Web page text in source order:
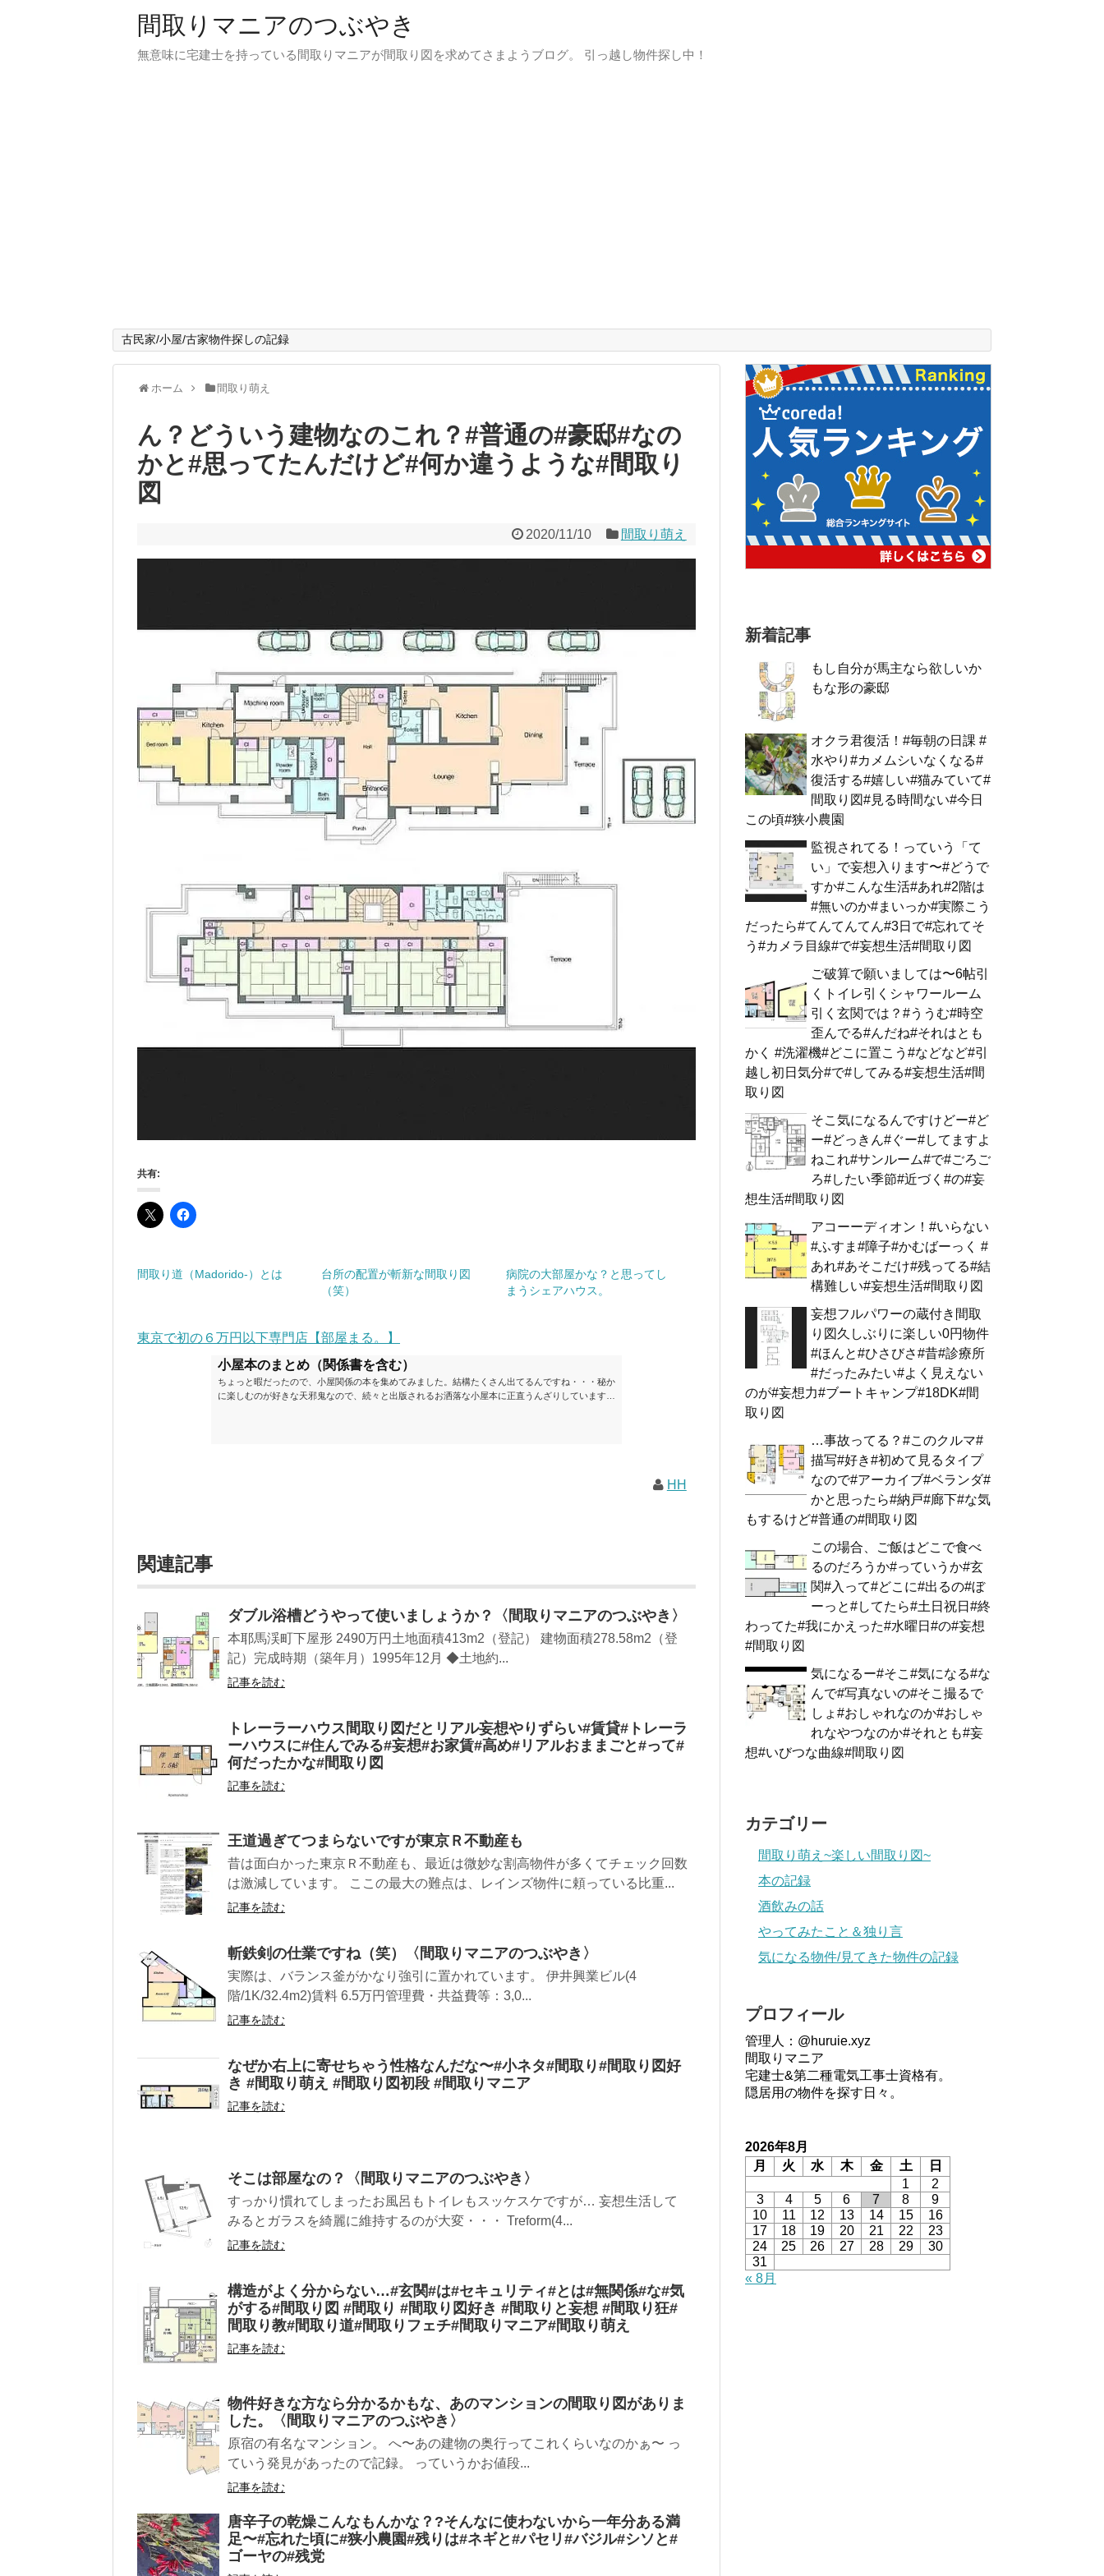
間取りマニアのつぶやき
無意味に宅建士を持っている間取りマニアが間取り図を求めてさまようブログ。 引っ越し物件探し中！
古民家/小屋/古家物件探しの記録
ホーム 間取り萌え
ん？どういう建物なのこれ？#普通の#豪邸#なの
かと#思ってたんだけど#何か違うような#間取り
図
2020/11/10 間取り萌え
共有:
間取り道（Madorido-）とは
台所の配置が斬新な間取り図
（笑）
病院の大部屋かな？と思ってし
まうシェアハウス。
東京で初の６万円以下専門店【部屋まる。】
小屋本のまとめ（関係書を含む）
ちょっと暇だったので、小屋関係の本を集めてみました。結構たくさん出てるんですね・・・秘か
に楽しむのが好きな天邪鬼なので、続々と出版されるお洒落な小屋本に正直うんざりしています
HH
関連記事
ダブル浴槽どうやって使いましょうか？〈間取りマニアのつぶやき〉
本耶馬渓町下屋形 2490万円土地面積413m2（登記） 建物面積278.58m2（登
記）完成時期（築年月）1995年12月 ◆土地約...
記事を読む
トレーラーハウス間取り図だとリアル妄想やりずらい#賃貸#トレーラ
ーハウスに#住んでみる#妄想#お家賃#高め#リアルおままごと#って#
何だったかな#間取り図
記事を読む
王道過ぎてつまらないですが東京Ｒ不動産も
昔は面白かった東京Ｒ不動産も、最近は微妙な割高物件が多くてチェック回数
は激減しています。 ここの最大の難点は、レインズ物件に頼っている比重...
記事を読む
斬鉄剣の仕業ですね（笑）〈間取りマニアのつぶやき〉
実際は、バランス釜がかなり強引に置かれています。 伊井興業ビル(4
階/1K/32.4m2)賃料 6.5万円管理費・共益費等：3,0...
記事を読む
なぜか右上に寄せちゃう性格なんだな〜#小ネタ#間取り#間取り図好
き #間取り萌え #間取り図初段 #間取りマニア
記事を読む
そこは部屋なの？〈間取りマニアのつぶやき〉
すっかり慣れてしまったお風呂もトイレもスッケスケですが… 妄想生活して
みるとガラスを綺麗に維持するのが大変・・・ Treform(4...
記事を読む
構造がよく分からない…#玄関#は#セキュリティ#とは#無関係#な#気
がする#間取り図 #間取り #間取り図好き #間取りと妄想 #間取り狂#
間取り教#間取り道#間取りフェチ#間取りマニア#間取り萌え
記事を読む
物件好きな方なら分かるかもな、あのマンションの間取り図がありま
した。〈間取りマニアのつぶやき〉
原宿の有名なマンション。 へ〜あの建物の奥行ってこれくらいなのかぁ〜 っ
ていう発見があったので記録。 っていうかお値段...
記事を読む
唐辛子の乾燥こんなもんかな？?そんなに使わないから一年分ある満
足〜#忘れた頃に#狭小農園#残りは#ネギと#パセリ#バジル#シソと#
ゴーヤの#残党
新着記事
もし自分が馬主なら欲しいか
もな形の豪邸
オクラ君復活！#毎朝の日課 #
水やり#カメムシいなくなる#
復活する#嬉しい#猫みていて#
間取り図#見る時間ない#今日
この頃#狭小農園
監視されてる！っていう「て
い」で妄想入ります〜#どうで
すか#こんな生活#あれ#2階は
#無いのか#まいっか#実際こう
だったら#てんてんてん#3日で#忘れてそ
う#カメラ目線#で#妄想生活#間取り図
ご破算で願いましては〜6帖引
くトイレ引くシャワールーム
引く玄関では？#ううむ#時空
歪んでる#んだね#それはとも
かく #洗濯機#どこに置こう#などなど#引
越し初日気分#で#してみる#妄想生活#間
取り図
そこ気になるんですけどー#ど
ー#どっきん#ぐー#してますよ
ねこれ#サンルーム#で#ごろご
ろ#したい季節#近づく#の#妄
想生活#間取り図
アコーーディオン！#いらない
#ふすま#障子#かむばーっく #
あれ#あそこだけ#残ってる#結
構難しい#妄想生活#間取り図
妄想フルパワーの蔵付き間取
り図久しぶりに楽しい0円物件
#ほんと#ひさびさ#昔#診療所
#だったみたい#よく見えない
のが#妄想力#ブートキャンプ#18DK#間
取り図
…事故ってる？#このクルマ#
描写#好き#初めて見るタイプ
なので#アーカイブ#ベランダ#
かと思ったら#納戸#廊下#な気
もするけど#普通の#間取り図
この場合、ご飯はどこで食べ
るのだろうか#っていうか#玄
関#入って#どこに#出るの#ぼ
ーっと#してたら#土日祝日#終
わってた#我にかえった#水曜日#の#妄想
#間取り図
気になるー#そこ#気になる#な
んで#写真ないの#そこ撮るで
しょ#おしゃれなのか#おしゃ
れなやつなのか#それとも#妄
想#いびつな曲線#間取り図
カテゴリー
間取り萌え~楽しい間取り図~
本の記録
酒飲みの話
やってみたこと＆独り言
気になる物件/見てきた物件の記録
プロフィール
管理人：@huruie.xyz
間取りマニア
宅建士&第二種電気工事士資格有。
隠居用の物件を探す日々。
2026年8月
月
火 水 木 金 土
日
1
2
3
4 5 6 7 8
9
10
11 12 13 14 15
16
17
18 19 20 21 22
23
24
25 26 27 28 29
30
31
« 8月